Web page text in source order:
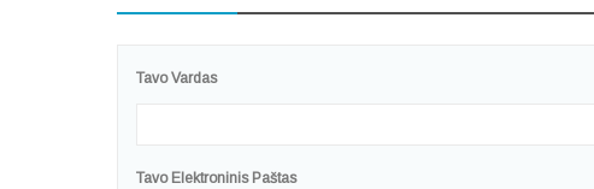
Tavo Vardas
Tavo Elektroninis Paštas